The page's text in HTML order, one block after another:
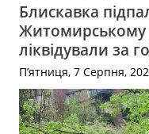
Блискавка
Житомирському
ліквідували за
П’ятниця, 7 Серпня,